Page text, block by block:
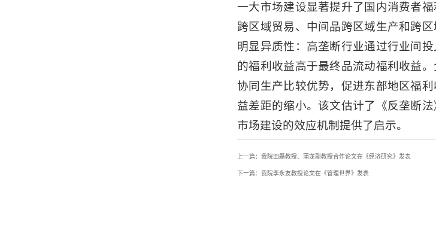
一大市场建设显著提升了国内消费者
跨区域贸易、中间品跨区域生产和跨
明显异质性：高垄断行业通过行业间
的福利收益高于最终品流动福利收益
协同生产比较优势，促进东部地区福
益差距的缩小。该文估计了《反垄断
市场建设的效应机制提供了启示。
上一篇：我院田磊教授、蒲龙副教授合作论文在《经济研究》发表
下一篇：我院李永友教授论文在《管理世界》发表